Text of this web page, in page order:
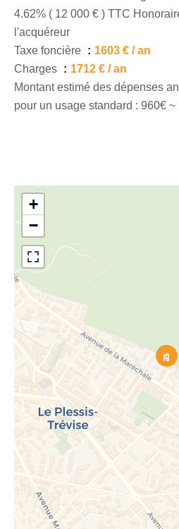
4.62% ( 12 000 € ) TTC
l'acquéreur
Taxe foncière
1603 € / an
Charges
1712 € / an
Montant estimé des dépenses
pour un usage standard : 960€ ~
+
−